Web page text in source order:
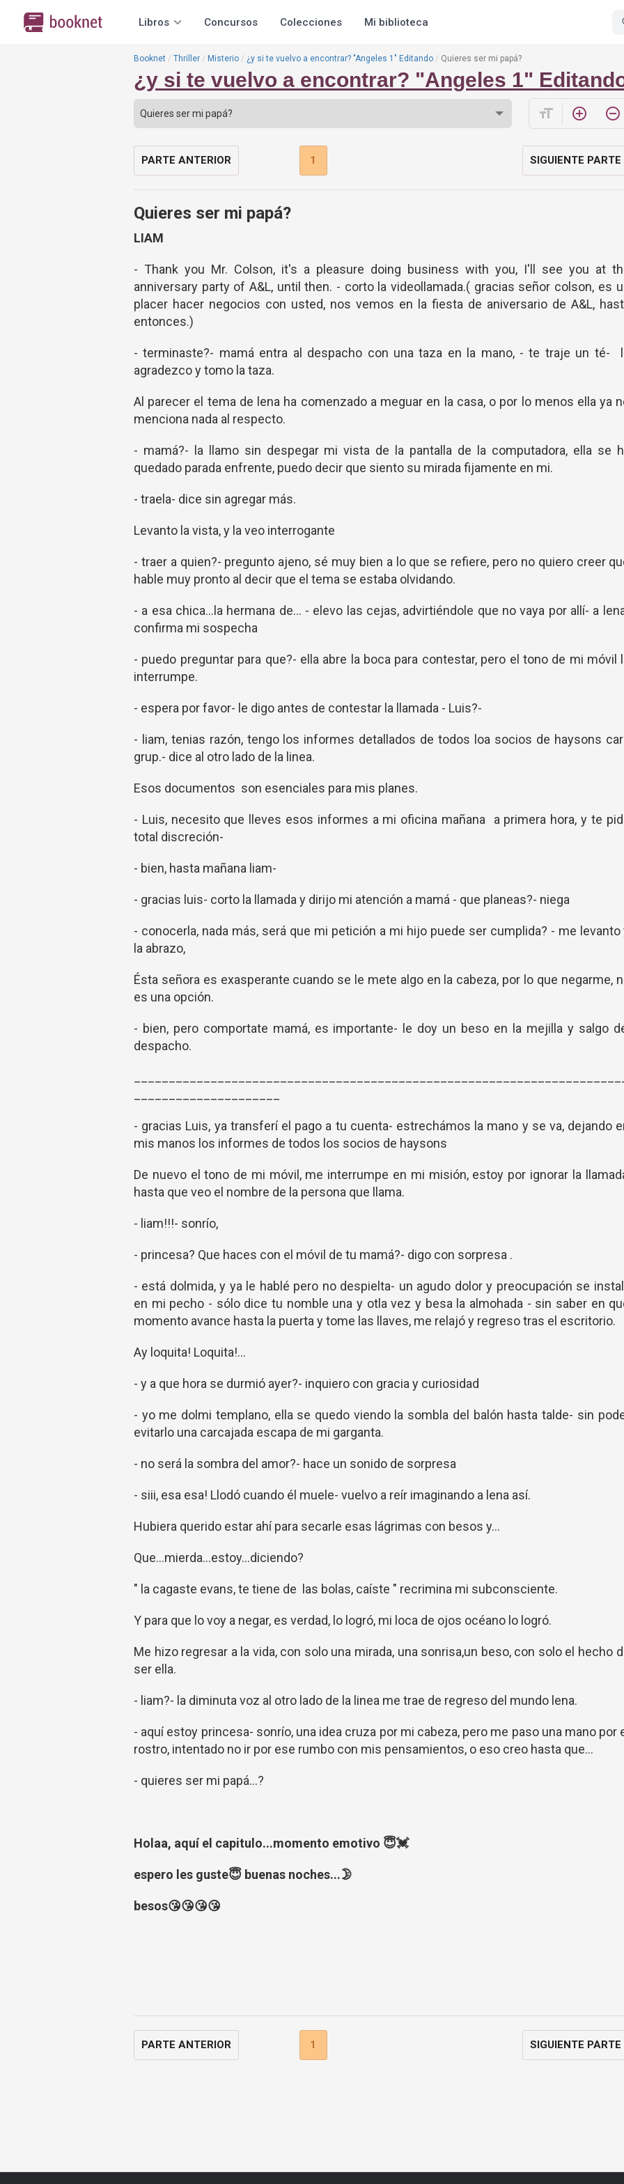
Libros Concursos Colecciones Mi biblioteca
Booknet Thriller Misterio ¿y si te vuelvo a encontrar? "Angeles 1" Editando Quieres ser mi papá?
¿y si te vuelvo a encontrar? "Angeles 1"
format_size add_circle_outline remove_circle_outline
PARTE ANTERIOR 1 SIGUIENTE PARTE
Quieres ser mi papá?
LIAM
- Thank you Mr. Colson, it's a pleasure doing business with you, I'll see you at
anniversary party of A&L, until then. - corto la videollamada.( gracias señor colson, es
placer hacer negocios con usted, nos vemos en la fiesta de aniversario de A&L,
entonces.)
- terminaste?- mamá entra al despacho con una taza en la mano, - te traje un té-
agradezco y tomo la taza.
Al parecer el tema de lena ha comenzado a meguar en la casa, o por lo menos ella ya
menciona nada al respecto.
- mamá?- la llamo sin despegar mi vista de la pantalla de la computadora, ella se
quedado parada enfrente, puedo decir que siento su mirada fijamente en mi.
- traela- dice sin agregar más.
Levanto la vista, y la veo interrogante
- traer a quien?- pregunto ajeno, sé muy bien a lo que se refiere, pero no quiero creer
hable muy pronto al decir que el tema se estaba olvidando.
- a esa chica...la hermana de... - elevo las cejas, advirtiéndole que no vaya por allí- a
confirma mi sospecha
- puedo preguntar para que?- ella abre la boca para contestar, pero el tono de mi móvil
interrumpe.
- espera por favor- le digo antes de contestar la llamada - Luis?-
- liam, tenias razón, tengo los informes detallados de todos loa socios de haysons
grup.- dice al otro lado de la linea.
Esos documentos son esenciales para mis planes.
- Luis, necesito que lleves esos informes a mi oficina mañana a primera hora, y te
total discreción-
- bien, hasta mañana liam-
- gracias luis- corto la llamada y dirijo mi atención a mamá - que planeas?- niega
- conocerla, nada más, será que mi petición a mi hijo puede ser cumplida? - me levanto
la abrazo,
Ésta señora es exasperante cuando se le mete algo en la cabeza, por lo que negarme,
es una opción.
- bien, pero comportate mamá, es importante- le doy un beso en la mejilla y salgo
despacho.
- gracias Luis, ya transferí el pago a tu cuenta- estrechámos la mano y se va, dejando
mis manos los informes de todos los socios de haysons
De nuevo el tono de mi móvil, me interrumpe en mi misión, estoy por ignorar la
hasta que veo el nombre de la persona que llama.
- liam!!!- sonrío,
- princesa? Que haces con el móvil de tu mamá?- digo con sorpresa .
- está dolmida, y ya le hablé pero no despielta- un agudo dolor y preocupación se
en mi pecho - sólo dice tu nomble una y otla vez y besa la almohada - sin saber en
momento avance hasta la puerta y tome las llaves, me relajó y regreso tras el escritorio.
Ay loquita! Loquita!...
- y a que hora se durmió ayer?- inquiero con gracia y curiosidad
- yo me dolmi templano, ella se quedo viendo la sombla del balón hasta talde- sin
evitarlo una carcajada escapa de mi garganta.
- no será la sombra del amor?- hace un sonido de sorpresa
- siii, esa esa! Llodó cuando él muele- vuelvo a reír imaginando a lena así.
Hubiera querido estar ahí para secarle esas lágrimas con besos y...
Que...mierda...estoy...diciendo?
" la cagaste evans, te tiene de las bolas, caíste " recrimina mi subconsciente.
Y para que lo voy a negar, es verdad, lo logró, mi loca de ojos océano lo logró.
Me hizo regresar a la vida, con solo una mirada, una sonrisa,un beso, con solo el hecho
ser ella.
- liam?- la diminuta voz al otro lado de la linea me trae de regreso del mundo lena.
- aquí estoy princesa- sonrío, una idea cruza por mi cabeza, pero me paso una mano por
rostro, intentado no ir por ese rumbo con mis pensamientos, o eso creo hasta que...
- quieres ser mi papá...?
Holaa, aquí el capitulo...momento emotivo 😇💓
espero les guste😇 buenas noches...🌛
besos😘😘😘😘
PARTE ANTERIOR 1 SIGUIENTE PARTE